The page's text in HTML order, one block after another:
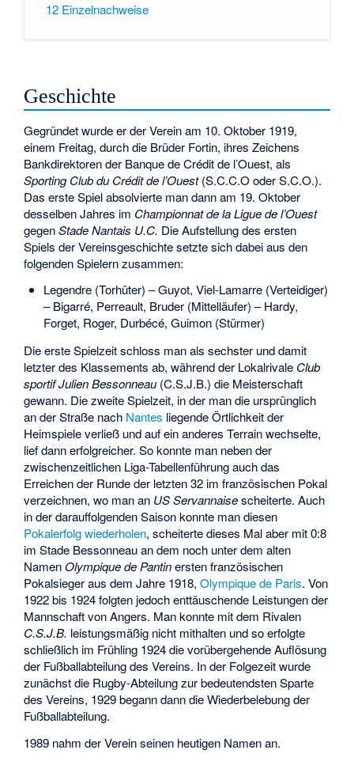
12 Einzelnachweise
Geschichte
Gegründet wurde er der Verein am 10. Oktober 1919,
einem Freitag, durch die Brüder Fortin, ihres Zeichens
Bankdirektoren der Banque de Crédit de l’Ouest, als
Sporting Club du Crédit de l’Ouest(S.C.C.O oder S.C.O.).
Das erste Spiel absolvierte man dann am 19. Oktober
desselben Jahres im Championnat de la Ligue de l’Ouest
gegenStade Nantais U.C. Die Aufstellung des ersten
Spiels der Vereinsgeschichte setzte sich dabei aus den
folgenden Spielern zusammen:
Legendre (Torhüter) – Guyot, Viel-Lamarre (Verteidiger)
– Bigarré, Perreault, Bruder (Mittelläufer) – Hardy,
Forget, Roger, Durbécé, Guimon (Stürmer)
Die erste Spielzeit schloss man als sechster und damit
letzter des Klassements ab, während der Lokalrivale Club
sportif Julien Bessonneau(C.S.J.B.) die Meisterschaft
gewann. Die zweite Spielzeit, in der man die ursprünglich
an der Straße nach Nantes liegende Örtlichkeit der
Heimspiele verließ und auf ein anderes Terrain wechselte,
lief dann erfolgreicher. So konnte man neben der
zwischenzeitlichen Liga-Tabellenführung auch das
Erreichen der Runde der letzten 32 im französischen Pokal
verzeichnen, wo man an US Servannaisescheiterte. Auch
in der darauffolgenden Saison konnte man diesen
Pokalerfolg wiederholen, scheiterte dieses Mal aber mit 0:8
imStade Bessonneauan dem noch unter dem alten
NamenOlympique de Pantinersten französischen
Pokalsieger aus dem Jahre 1918,Olympique de Paris. Von
1922 bis 1924 folgten jedoch enttäuschende Leistungen der
Mannschaft von Angers. Man konnte mit dem Rivalen
C.S.J.B. leistungsmäßig nicht mithalten und so erfolgte
schließlich im Frühling 1924 die vorübergehende Auflösung
der Fußballabteilung des Vereins. In der Folgezeit wurde
zunächst die Rugby-Abteilung zur bedeutendsten Sparte
des Vereins, 1929 begann dann die Wiederbelebung der
Fußballabteilung.
1989 nahm der Verein seinen heutigen Namen an.